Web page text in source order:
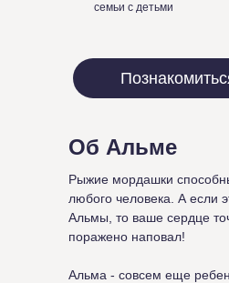
Рыжие мордашки
любого человека. А если
Альмы, то ваше сердце
поражено наповал!
Альма - совсем еще
семьи с детьми
Об Альме